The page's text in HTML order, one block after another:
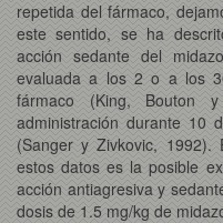
repetida del fármaco,
este sentido, se ha
acción sedante del
evaluada a los 2 o a los
fármaco (King,
administración durante 10
(Sanger y Zivkovic, 1992).
estos datos es la posible
acción antiagresiva y
dosis de 1.5 mg/kg de